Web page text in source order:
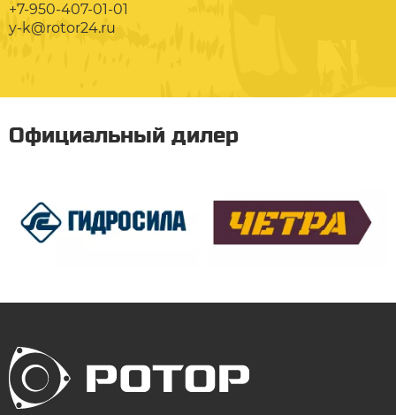
+7-950-407-01-01
y-k@rotor24.ru
Официальный дилер